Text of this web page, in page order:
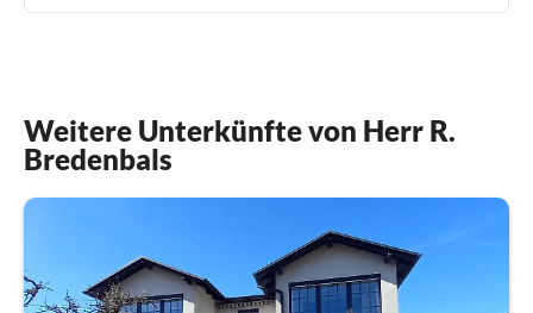
Weitere Unterkünfte von Herr R.
Bredenbals